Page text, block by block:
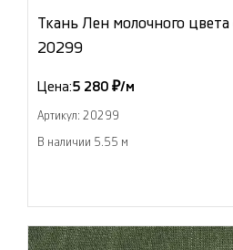
Ткань Лен молочного
20299
Цена:5 280 ₽/м
Артикул: 20299
В наличии 5.55 м